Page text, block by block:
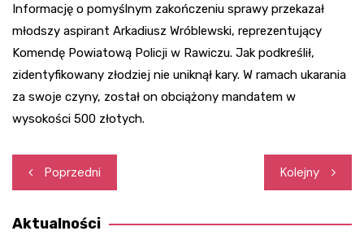
Informację o pomyślnym zakończeniu sprawy przekazał
młodszy aspirant Arkadiusz Wróblewski, reprezentujący
Komendę Powiatową Policji w Rawiczu. Jak podkreślił,
zidentyfikowany złodziej nie uniknął kary. W ramach ukarania
za swoje czyny, został on obciążony mandatem w
wysokości 500 złotych.
Nawigacja
wpisu
Poprzedni Kolejny
Aktualności